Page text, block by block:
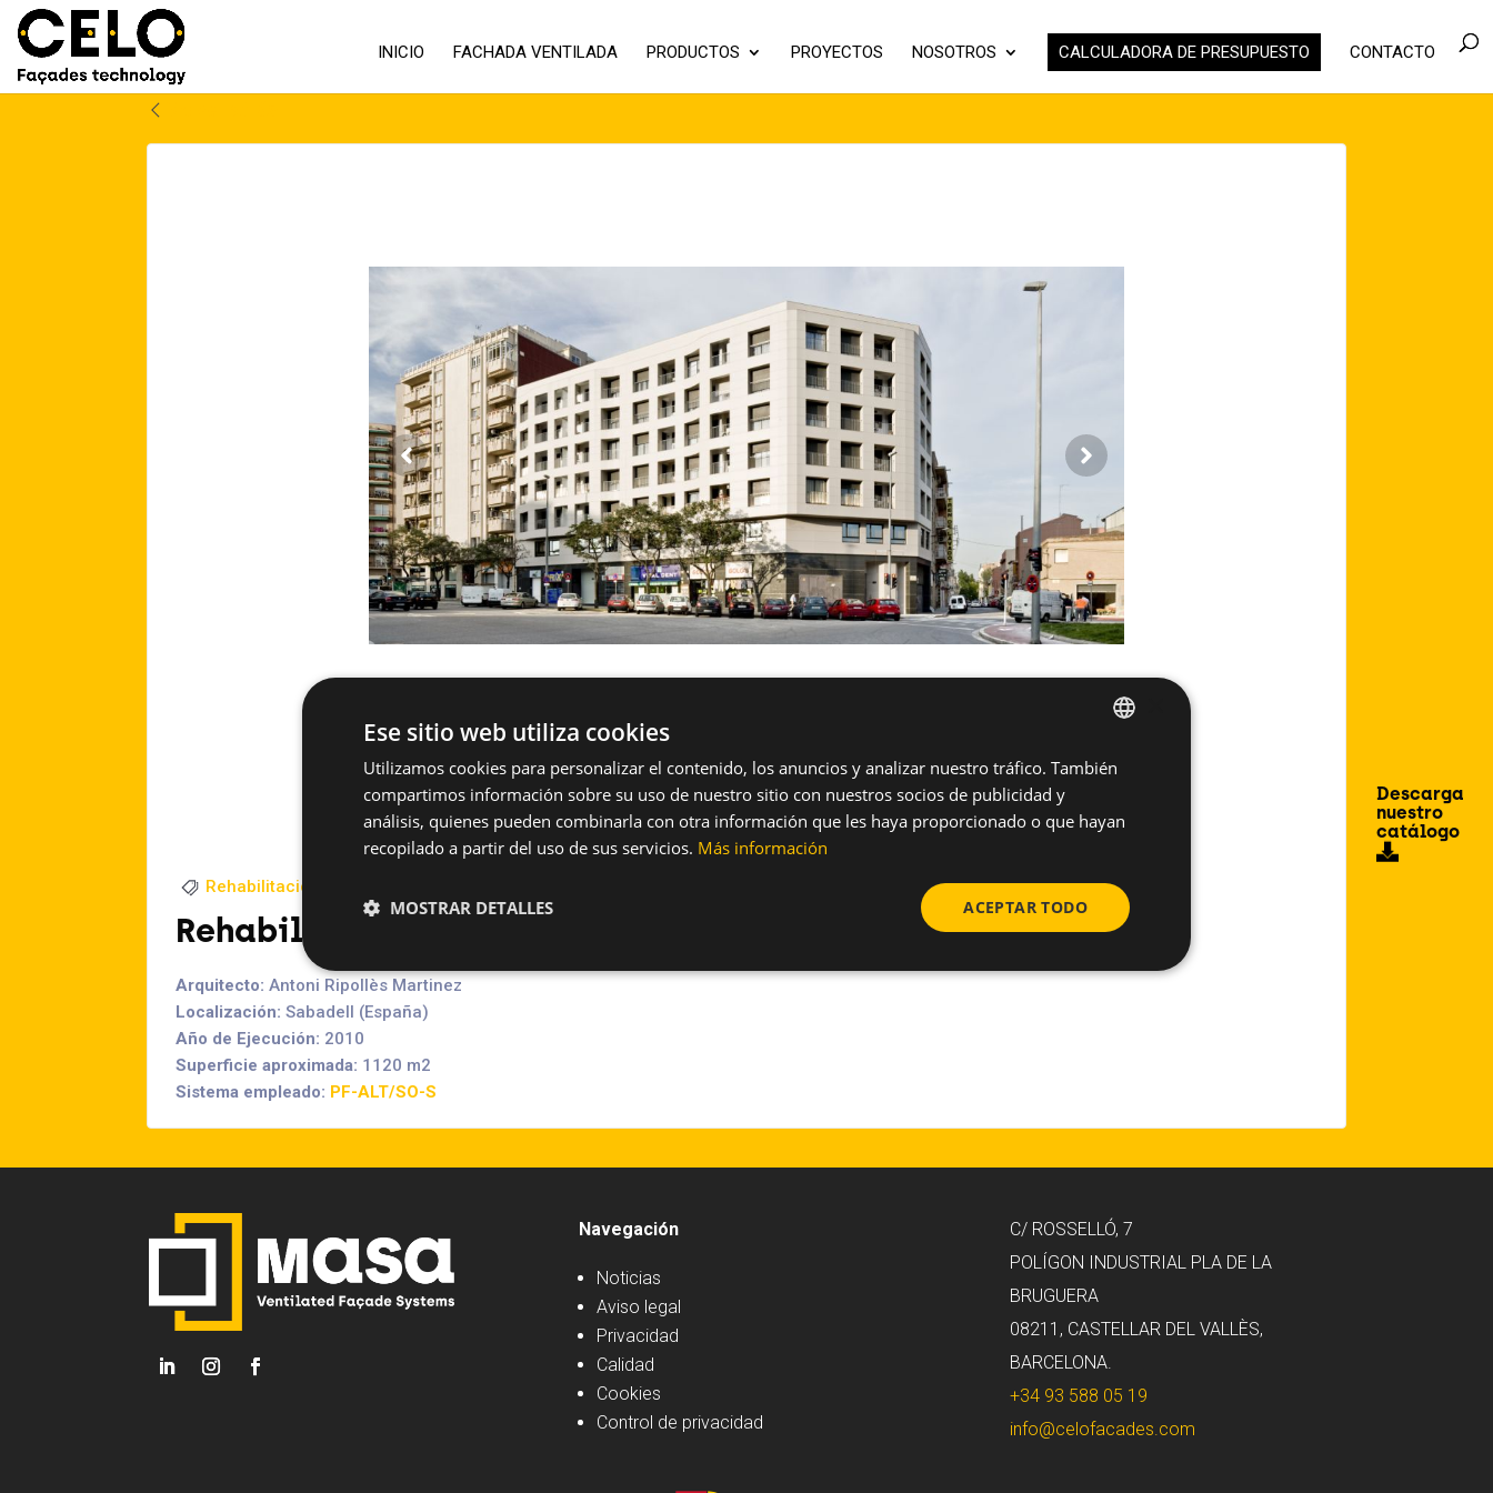
INICIO FACHADA VENTILADA PRODUCTOS PROYECTOS NOSOTROS CALCULADORA DE PRESUPUESTO CONTACTO
Rehabilitación
Rehabilitación viviendas en Sabadell – Sistema Masa
Arquitecto: Antoni Ripollès Martinez
Localización: Sabadell (España)
Año de Ejecución: 2010
Superficie aproximada: 1120 m2
Sistema empleado: PF-ALT/SO-S
Navegación
Noticias
Aviso legal
Privacidad
Calidad
Cookies
Control de privacidad
C/ ROSSELLÓ, 7
POLÍGON INDUSTRIAL PLA DE LA
BRUGUERA
08211, CASTELLAR DEL VALLÈS,
BARCELONA.
+34 93 588 05 19
info@celofacades.com
Descarga
nuestro
catálogo
SPANISH
Ese sitio web utiliza cookies
Utilizamos cookies para personalizar el contenido, los anuncios y analizar nuestro tráfico. También
compartimos información sobre su uso de nuestro sitio con nuestros socios de publicidad y
análisis, quienes pueden combinarla con otra información que les haya proporcionado o que hayan
recopilado a partir del uso de sus servicios. Más información
ACEPTAR TODO
MOSTRAR DETALLES